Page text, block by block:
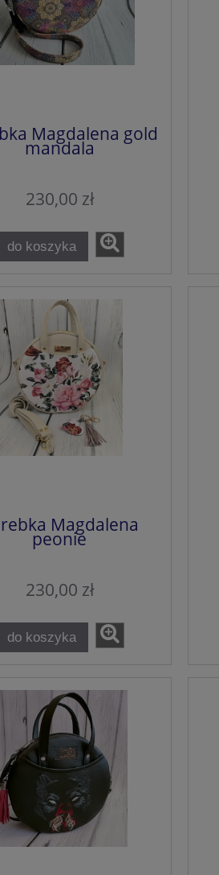
Magdalena gold
mandala
230,00 zł
do koszyka
Magdalena
peonie
230,00 zł
do koszyka